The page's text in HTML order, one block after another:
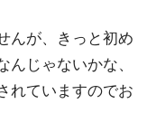
んが、きっと初め
じゃないかな、
れていますのでお